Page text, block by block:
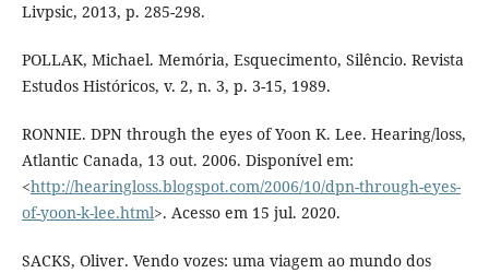
Livpsic, 2013, p. 285-298.
POLLAK, Michael. Memória, Esquecimento, Silêncio. Revista
Estudos Históricos, v. 2, n. 3, p. 3-15, 1989.
RONNIE. DPN through the eyes of Yoon K. Lee. Hearing/loss,
Atlantic Canada, 13 out. 2006. Disponível em:
<http://hearingloss.blogspot.com/2006/10/dpn-through-eyes-
of-yoon-k-lee.html>. Acesso em 15 jul. 2020.
SACKS, Oliver. Vendo vozes: uma viagem ao mundo dos